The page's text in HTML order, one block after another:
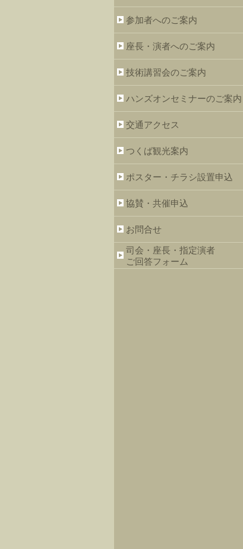
参加者へのご案内
座長・演者へのご案内
技術講習会のご案内
ハンズオンセミナーのご案内
交通アクセス
つくば観光案内
ポスター・チラシ設置申込
協賛・共催申込
お問合せ
司会・座長・指定演者
ご回答フォーム